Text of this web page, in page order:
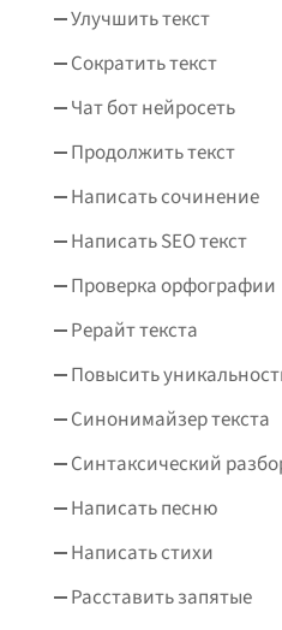
Улучшить текст
Сократить текст
Чат бот нейросеть
Продолжить текст
Написать сочинение
Написать SEO текст
Проверка орфографии
Рерайт текста
Повысить
Синонимайзер текста
Синтаксический
Написать песню
Написать стихи
Расставить запятые